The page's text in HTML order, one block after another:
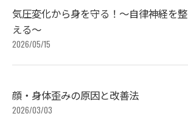
気圧変化から身を守る！～自律神経を整
える～
2026/05/15
顔・身体歪みの原因と改善法
2026/03/03